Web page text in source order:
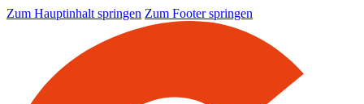
Zum Hauptinhalt springen Zum Footer springen